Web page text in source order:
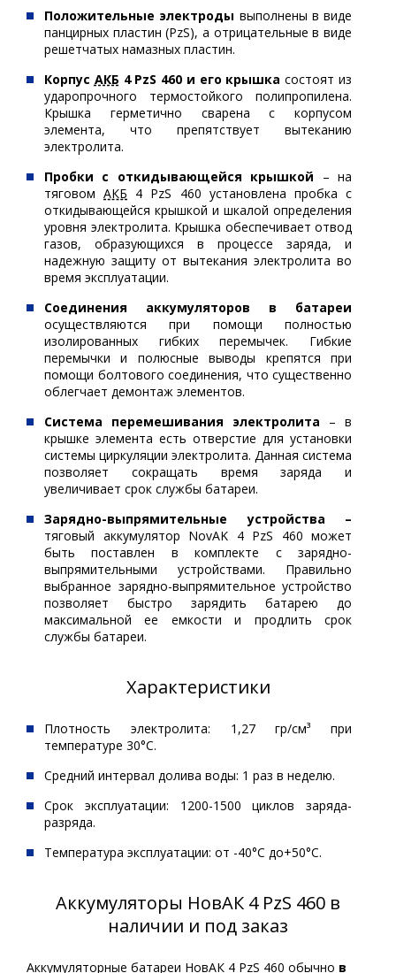
Положительные электроды выполнены в виде
панцирных пластин (PzS), а отрицательные в виде
решетчатых намазных пластин.
Корпус АКБ 4 PzS 460 и его крышка состоят из
ударопрочного термостойкого полипропилена.
Крышка герметично сварена с корпусом
элемента, что препятствует вытеканию
электролита.
Пробки с откидывающейся крышкой – на
тяговомАКБ 4 PzS 460 установлена пробка с
откидывающейся крышкой и шкалой определения
уровня электролита. Крышка обеспечивает отвод
газов, образующихся в процессе заряда, и
надежную защиту от вытекания электролита во
время эксплуатации.
Соединения аккумуляторов в батареи
осуществляются при помощи полностью
изолированных гибких перемычек. Гибкие
перемычки и полюсные выводы крепятся при
помощи болтового соединения, что существенно
облегчает демонтаж элементов.
Система перемешивания электролита – в
крышке элемента есть отверстие для установки
системы циркуляции электролита. Данная система
позволяет сокращать время заряда и
увеличивает срок службы батареи.
Зарядно-выпрямительные устройства –
тяговый аккумулятор NovAK 4 PzS 460 может
быть поставлен в комплекте с зарядно-
выпрямительными устройствами. Правильно
выбранное зарядно-выпрямительное устройство
позволяет быстро зарядить батарею до
максимальной ее емкости и продлить срок
службы батареи.
Характеристики
Плотность электролита: 1,27 гр/см³ при
температуре 30°С.
Средний интервал долива воды: 1 раз в неделю.
Срок эксплуатации: 1200-1500 циклов заряда-
разряда.
Температура эксплуатации: от -40°С до+50°С.
Аккумуляторы НовАК 4 PzS 460 в
наличии и под заказ
Аккумуляторные батареи НовАК 4 PzS 460 обычно в